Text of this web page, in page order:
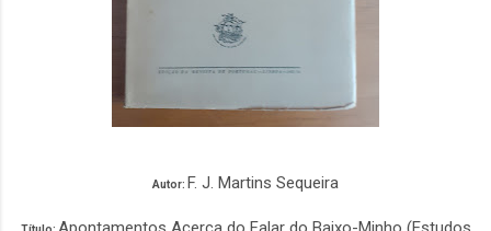
Autor: F. J. Martins Sequeira